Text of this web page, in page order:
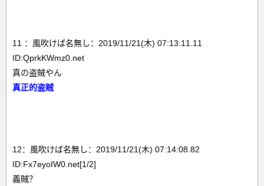
11 ：風吹けば名無し：2019/11/21(木) 07:13:11.11
ID:QprkKWmz0.net
真の盗賊やん
真正的盗贼
12：風吹けば名無し：2019/11/21(木) 07:14:08.82
ID:Fx7eyoIW0.net[1/2]
義賊？